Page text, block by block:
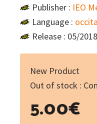
Publisher : IEO
Language :
Release : 05/2018
New Product
Out of stock :
5.00€